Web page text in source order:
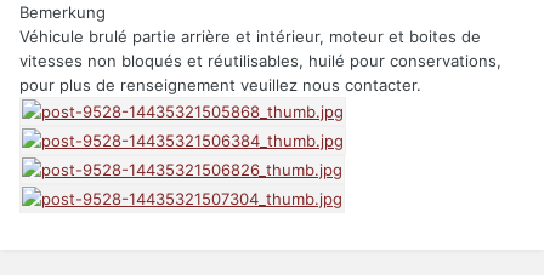
Bemerkung
Véhicule brulé partie arrière et intérieur, moteur et boites de
vitesses non bloqués et réutilisables, huilé pour conservations,
pour plus de renseignement veuillez nous contacter.